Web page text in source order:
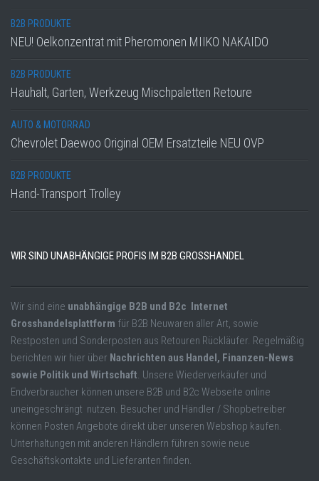
B2B PRODUKTE
NEU! Oelkonzentrat mit Pheromonen MIIKO NAKAIDO
B2B PRODUKTE
Hauhalt, Garten, Werkzeug Mischpaletten Retoure
AUTO & MOTORRAD
Chevrolet Daewoo Original OEM Ersatzteile NEU OVP
B2B PRODUKTE
Hand-Transport Trolley
WIR SIND UNABHÄNGIGE PROFIS IM B2B GROSSHANDEL
Wir sind eine unabhängige B2B und B2c Internet
Grosshandelsplattform für B2B Neuwaren aller Art, sowie
Restposten und Sonderposten aus Retouren Rückläufer. Regelmäßig
berichten wir hier über Nachrichten aus Handel, Finanzen-News
sowie Politik und Wirtschaft. Unsere Wiederverkäufer und
Endverbraucher können unsere B2B und B2c Webseite online
uneingeschrängt nutzen. Besucher und Händler / Shopbetreiber
können Posten Angebote direkt über unseren Webshop kaufen.
Unterhaltungen mit anderen Händlern führen sowie neue
Geschäftskontakte und Lieferanten finden.